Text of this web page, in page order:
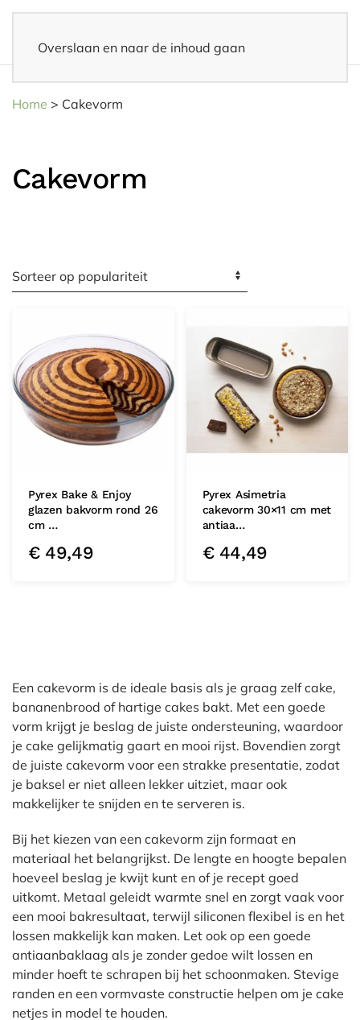
Overslaan en naar de inhoud gaan
Home > Cakevorm
Cakevorm
Pyrex Bake & Enjoy
glazen bakvorm rond 26
cm …
€49,49
Pyrex Asimetria
cakevorm 30×11 cm met
antiaa…
€44,49
Een cakevorm is de ideale basis als je graag zelf cake,
bananenbrood of hartige cakes bakt. Met een goede
vorm krijgt je beslag de juiste ondersteuning, waardoor
je cake gelijkmatig gaart en mooi rijst. Bovendien zorgt
de juiste cakevorm voor een strakke presentatie, zodat
je baksel er niet alleen lekker uitziet, maar ook
makkelijker te snijden en te serveren is.
Bij het kiezen van een cakevorm zijn formaat en
materiaal het belangrijkst. De lengte en hoogte bepalen
hoeveel beslag je kwijt kunt en of je recept goed
uitkomt. Metaal geleidt warmte snel en zorgt vaak voor
een mooi bakresultaat, terwijl siliconen flexibel is en het
lossen makkelijk kan maken. Let ook op een goede
antiaanbaklaag als je zonder gedoe wilt lossen en
minder hoeft te schrapen bij het schoonmaken. Stevige
randen en een vormvaste constructie helpen om je cake
netjes in model te houden.